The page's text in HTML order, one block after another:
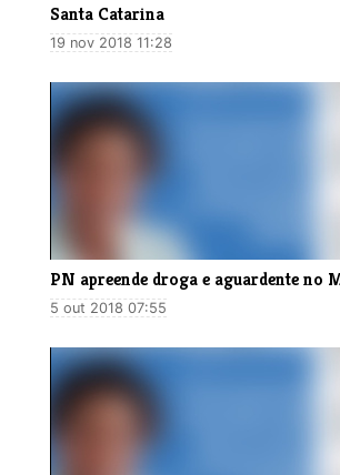
Santa Catarina
19 nov 2018 11:28
PN apreende droga e aguardente no
5 out 2018 07:55